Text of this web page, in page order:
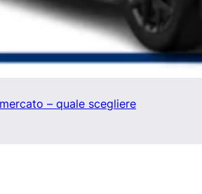
– quale scegliere